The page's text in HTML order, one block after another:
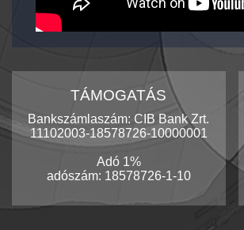
TÁMOGATÁS
Bankszámlaszám: CIB Bank Zrt.
11102003-18578726-10000001
Adó 1%
adószám: 18578726-1-10